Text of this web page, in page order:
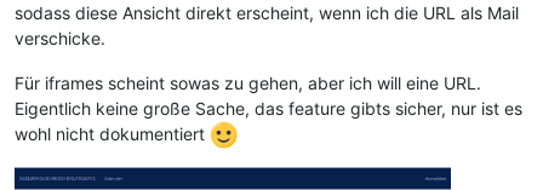
sodass diese Ansicht direkt erscheint, wenn ich die URL als Mail
verschicke.
Für iframes scheint sowas zu gehen, aber ich will eine URL.
Eigentlich keine große Sache, das feature gibts sicher, nur ist es
wohl nicht dokumentiert